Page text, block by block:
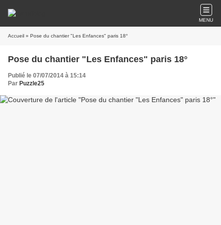
MENU
Accueil » Pose du chantier "Les Enfances" paris 18°
Pose du chantier "Les Enfances" paris 18°
Publié le 07/07/2014 à 15:14
Par Puzzle25